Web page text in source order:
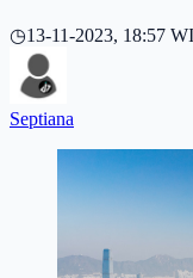
◷13-11-2023, 18:57
Septiana